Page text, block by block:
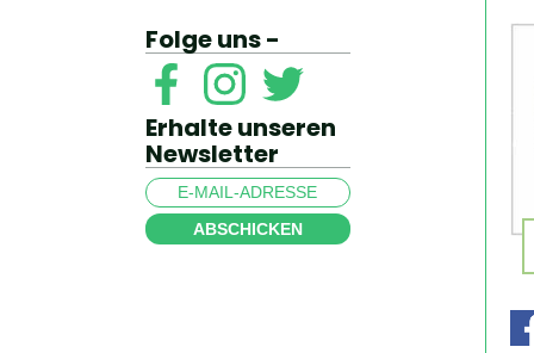
Folge uns -
Erhalte unseren
Newsletter
ABSCHICKEN